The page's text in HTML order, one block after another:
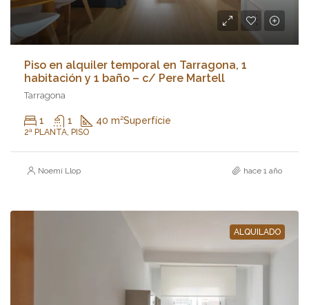
Piso en alquiler temporal en Tarragona, 1
habitación y 1 baño – c/ Pere Martell
Tarragona
1 1 40 m²Superfície
2ª PLANTA, PISO
Noemí Llop hace 1 año
ALQUILADO